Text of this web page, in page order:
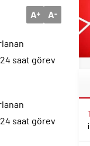
A+ A-
saat görev
saat görev